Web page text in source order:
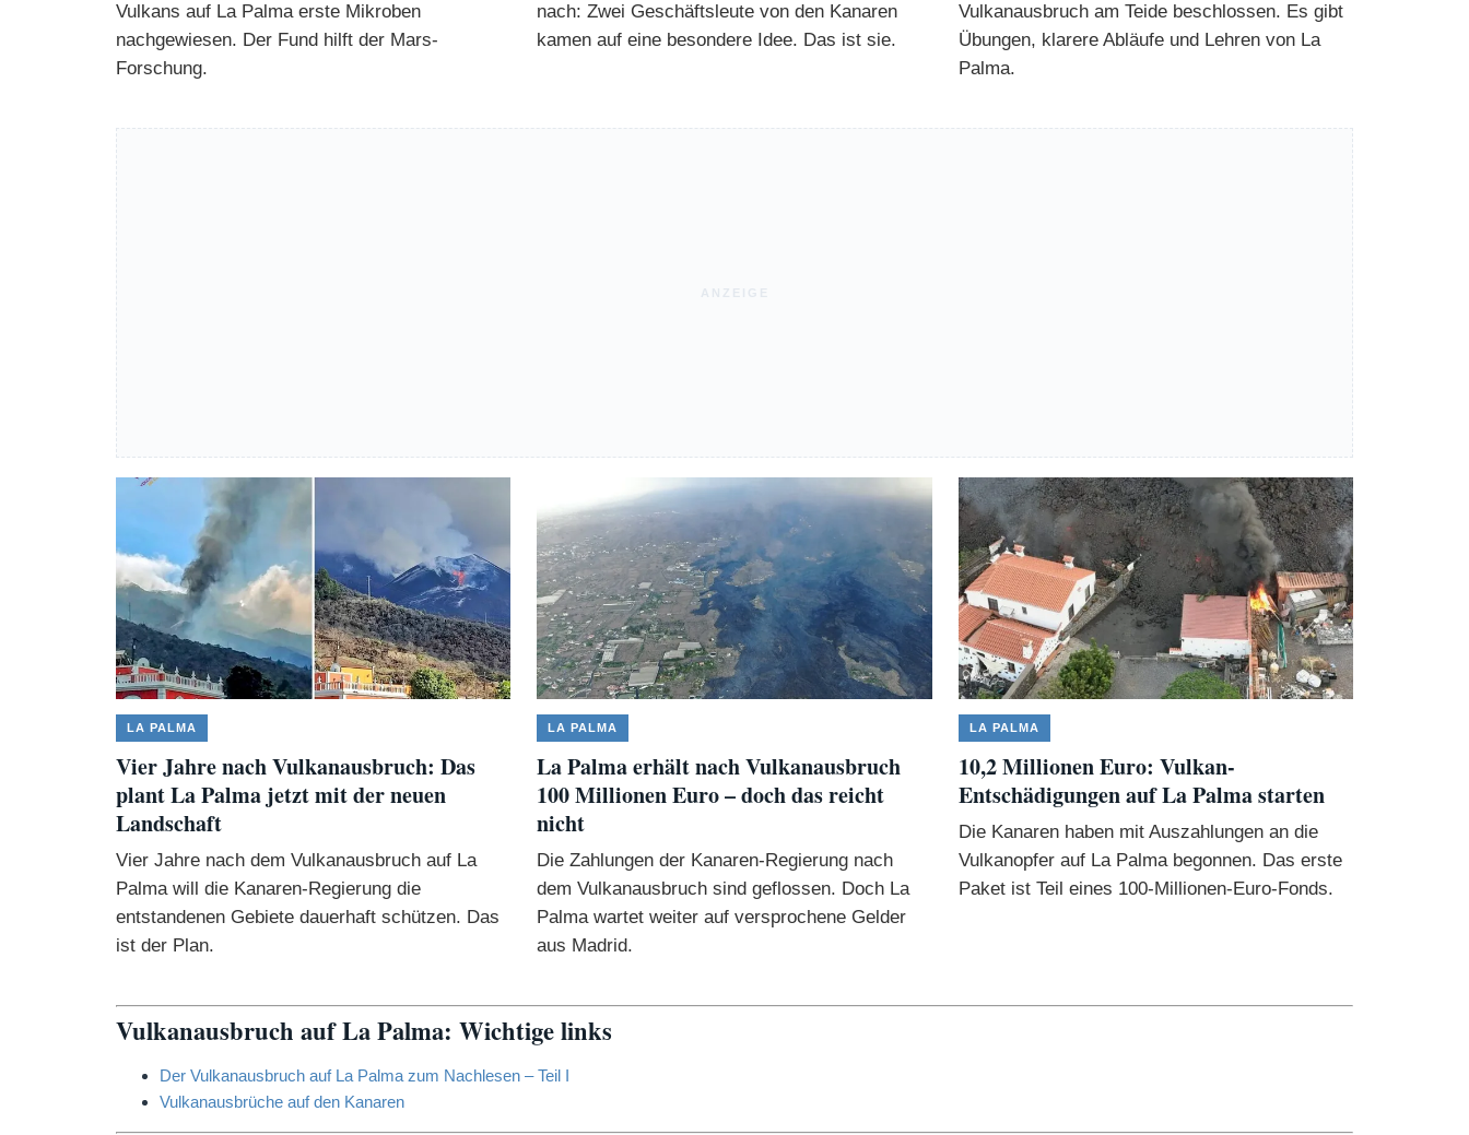
Vulkans auf La Palma erste Mikroben
nachgewiesen. Der Fund hilft der Mars-
Forschung.
nach: Zwei Geschäftsleute von den Kanaren
kamen auf eine besondere Idee. Das ist sie.
Vulkanausbruch am Teide beschlossen. Es gibt
Übungen, klarere Abläufe und Lehren von La
Palma.
LA PALMA
Vier Jahre nach Vulkanausbruch: Das
plant La Palma jetzt mit der neuen
Landschaft
Vier Jahre nach dem Vulkanausbruch auf La
Palma will die Kanaren-Regierung die
entstandenen Gebiete dauerhaft schützen. Das
ist der Plan.
LA PALMA
La Palma erhält nach Vulkanausbruch
100 Millionen Euro – doch das reicht
nicht
Die Zahlungen der Kanaren-Regierung nach
dem Vulkanausbruch sind geflossen. Doch La
Palma wartet weiter auf versprochene Gelder
aus Madrid.
LA PALMA
10,2 Millionen Euro: Vulkan-
Entschädigungen auf La Palma starten
Die Kanaren haben mit Auszahlungen an die
Vulkanopfer auf La Palma begonnen. Das erste
Paket ist Teil eines 100-Millionen-Euro-Fonds.
Vulkanausbruch auf La Palma: Wichtige links
Der Vulkanausbruch auf La Palma zum Nachlesen – Teil I
Vulkanausbrüche auf den Kanaren